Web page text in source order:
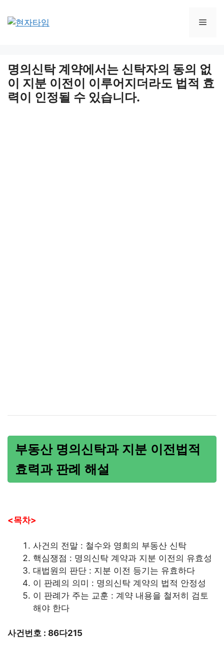
명의신탁 계약에서는 신탁자의 동의 없
이 지분 이전이 이루어지더라도 법적 효
력이 인정될 수 있습니다.
부동산 명의신탁과 지분 이전법적
효력과 판례 해설
<목차>
사건의 전말 : 철수와 영희의 부동산 신탁
핵심쟁점 : 명의신탁 계약과 지분 이전의 유효성
대법원의 판단 : 지분 이전 등기는 유효하다
이 판례의 의미 : 명의신탁 계약의 법적 안정성
이 판례가 주는 교훈 : 계약 내용을 철저히 검토
해야 한다
사건번호 : 86다215